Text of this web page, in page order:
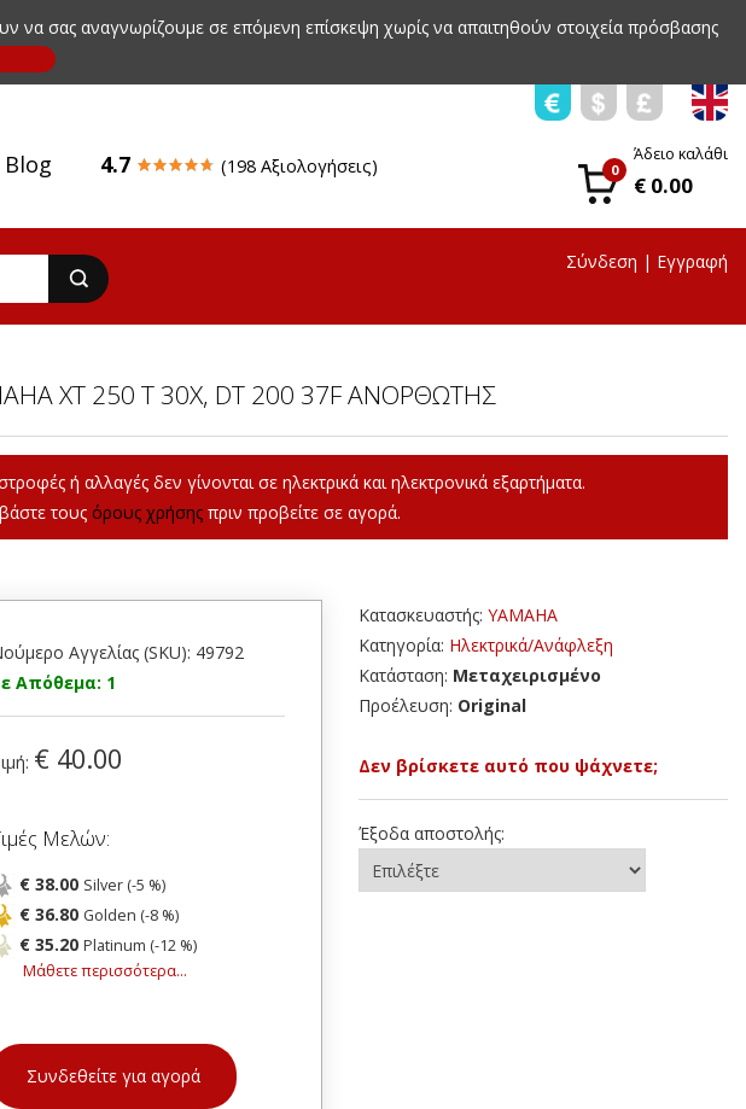
να σας αναγνωρίζουμε σε επόμενη επίσκεψη χωρίς να απαιτηθούν στοιχεία πρόσβασης
Blog 4.7 (198 Αξιολογήσεις) 0
Άδειο καλάθι
€ 0.00
Σύνδεση | Εγγραφή
XT 250 T 30X, DT 200 37F ΑΝΟΡΘΩΤΗΣ
ή αλλαγές δεν γίνονται σε ηλεκτρικά και ηλεκτρονικά εξαρτήματα.
τους όρους χρήσης πριν προβείτε σε αγορά.
Αγγελίας (SKU): 49792
Απόθεμα: 1
€ 40.00
Μελών:
€ 38.00 Silver (-5 %)
€ 36.80 Golden (-8 %)
€ 35.20 Platinum (-12 %)
Μάθετε περισσότερα...
Συνδεθείτε για αγορά
Κατασκευαστής: YAMAHA
Κατηγορία: Ηλεκτρικά/Ανάφλεξη
Κατάσταση: Μεταχειρισμένο
Προέλευση: Original
Δεν βρίσκετε αυτό που ψάχνετε;
Έξοδα αποστολής: